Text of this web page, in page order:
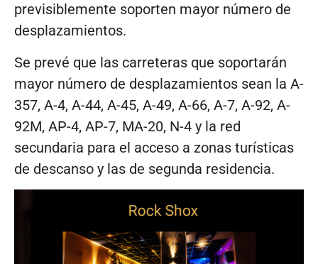
previsiblemente soporten mayor número de
desplazamientos.
Se prevé que las carreteras que soportarán
mayor número de desplazamientos sean la A-
357, A-4, A-44, A-45, A-49, A-66, A-7, A-92, A-
92M, AP-4, AP-7, MA-20, N-4 y la red
secundaria para el acceso a zonas turísticas
de descanso y las de segunda residencia.